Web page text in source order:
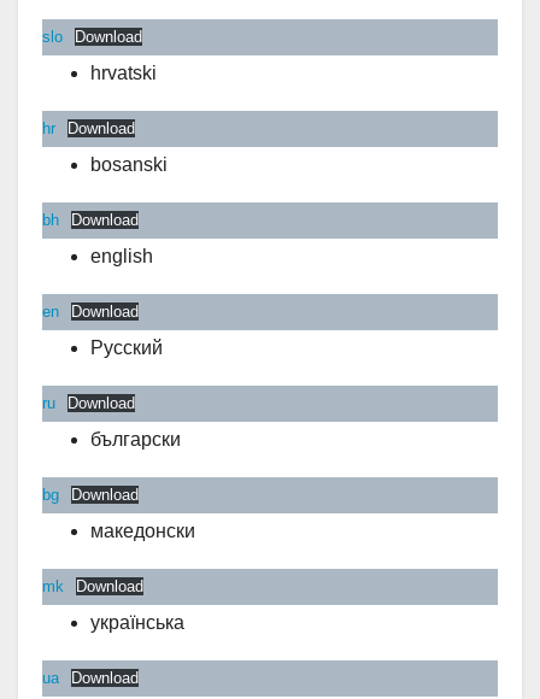
slo Download
hrvatski
hr Download
bosanski
bh Download
english
en Download
Русский
ru Download
български
bg Download
македонски
mk Download
українська
ua Download